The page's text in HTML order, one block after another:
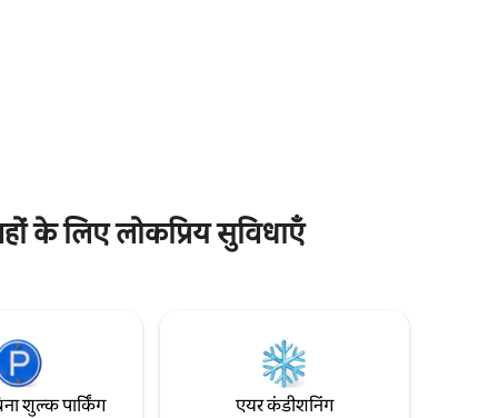
के लिए लोकप्रिय सुविधाएँ
शुल्क पार्किंग एयर कंडीशनिंग